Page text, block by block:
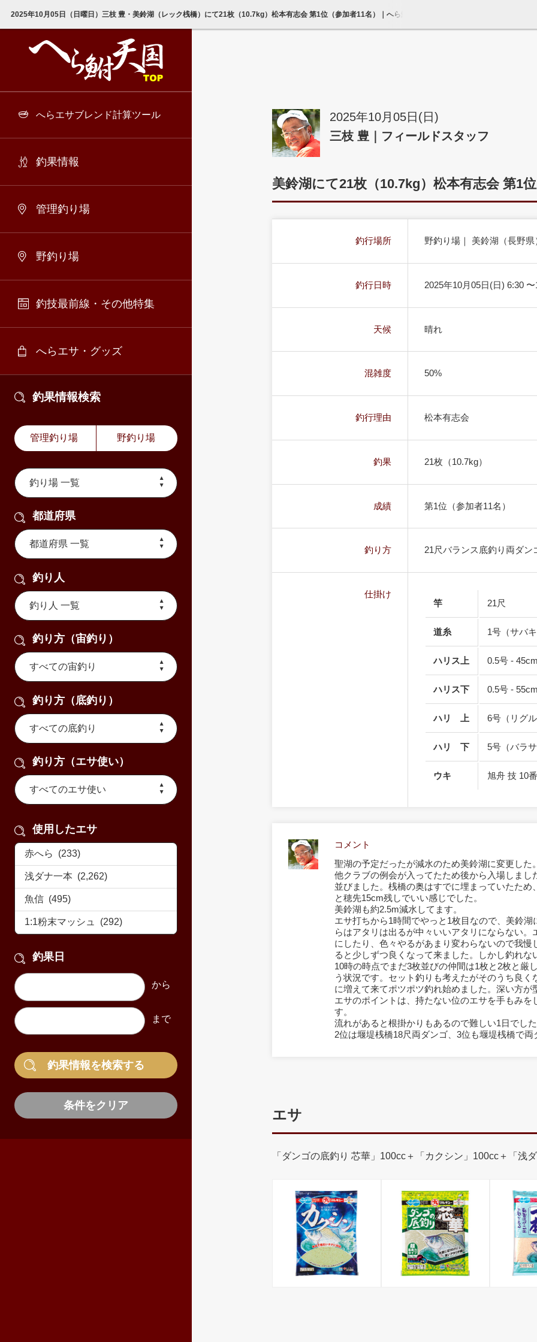
2025年10月05日（日曜日）三枝 豊・美鈴湖（レック桟橋）にて21枚（10.7kg）松本有志会 第1位（参加者11名）｜へら鮒天国
へらエサブレンド計算ツール
釣果情報
管理釣り場
野釣り場
釣技最前線・その他特集
へらエサ・グッズ
釣果情報検索
管理釣り場 野釣り場
都道府県
釣り人
釣り方（宙釣り）
釣り方（底釣り）
釣り方（エサ使い）
使用したエサ
釣果日
条件をクリア
2025年10月05日(日)
三枝 豊｜フィールドスタッフ
美鈴湖にて21枚（10.7kg）松本有志会 第1
釣行場所 野釣り場｜ 美鈴湖（長野
釣行日時 2025年10月05日(日) 6:30 〜
天候 晴れ
混雑度 50%
釣行理由 松本有志会
釣果 21枚（10.7kg）
成績 第1位（参加者11名）
釣り方 21尺バランス底釣り両ダン
仕掛け
竿
21尺
道糸 1号（サバ
ハリス上 0.5号 -
ハリス下 0.5号 -
ハリ 上 6号（リグ
ハリ 下 5号（バラ
ウキ 旭舟 技 10
コメント
聖湖の予定だったが減水のため美鈴湖に変更した
他クラブの例会が入ってたため後から入場しま
並びました。桟橋の奥はすでに埋まっていたた
と穂先15cm残しでいい感じでした。
美鈴湖も約2.5m減水してます。
エサ打ちから1時間でやっと1枚目なので、美鈴
らはアタリは出るが中々いいアタリにならない
にしたり、色々やるがあまり変わらないので我
ると少しずつ良くなって来ました。しかし釣れな
10時の時点でまだ3枚並びの仲間は1枚と2枚と厳
う状況です。セット釣りも考えたがそのうち良
に増えて来てポツポツ釣れ始めました。深い方
エサのポイントは、持たない位のエサを手もみ
す。
流れがあると根掛かりもあるので難しい1日でし
2位は堰堤桟橋18尺両ダンゴ、3位も堰堤桟橋で両
エサ
「ダンゴの底釣り 芯華」100cc＋「カクシン」100cc＋「浅